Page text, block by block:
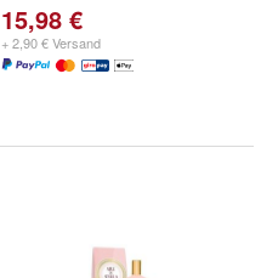
15,98 €
+ 2,90 € Versand